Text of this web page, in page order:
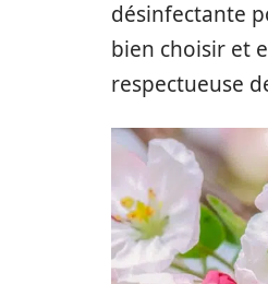
désinfectante
bien choisir et
respectueuse